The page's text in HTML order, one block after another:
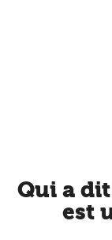
Qui a
est